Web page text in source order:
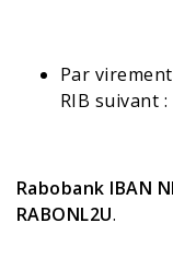
Par
RIB suivant :
Rabobank IBAN
RABONL2U.